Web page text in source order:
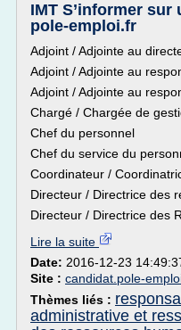
IMT S’informer
pole-emploi.fr
Adjoint / Adjointe au
Adjoint / Adjointe au
Adjoint / Adjointe au
Chargé / Chargée de
Chef du personnel
Chef du service du
Coordinateur /
Directeur / Directrice des
Directeur / Directrice des
Lire la suite
Date: 2016-12-23
Site : candidat.pole-
Thèmes liés :
administrative et